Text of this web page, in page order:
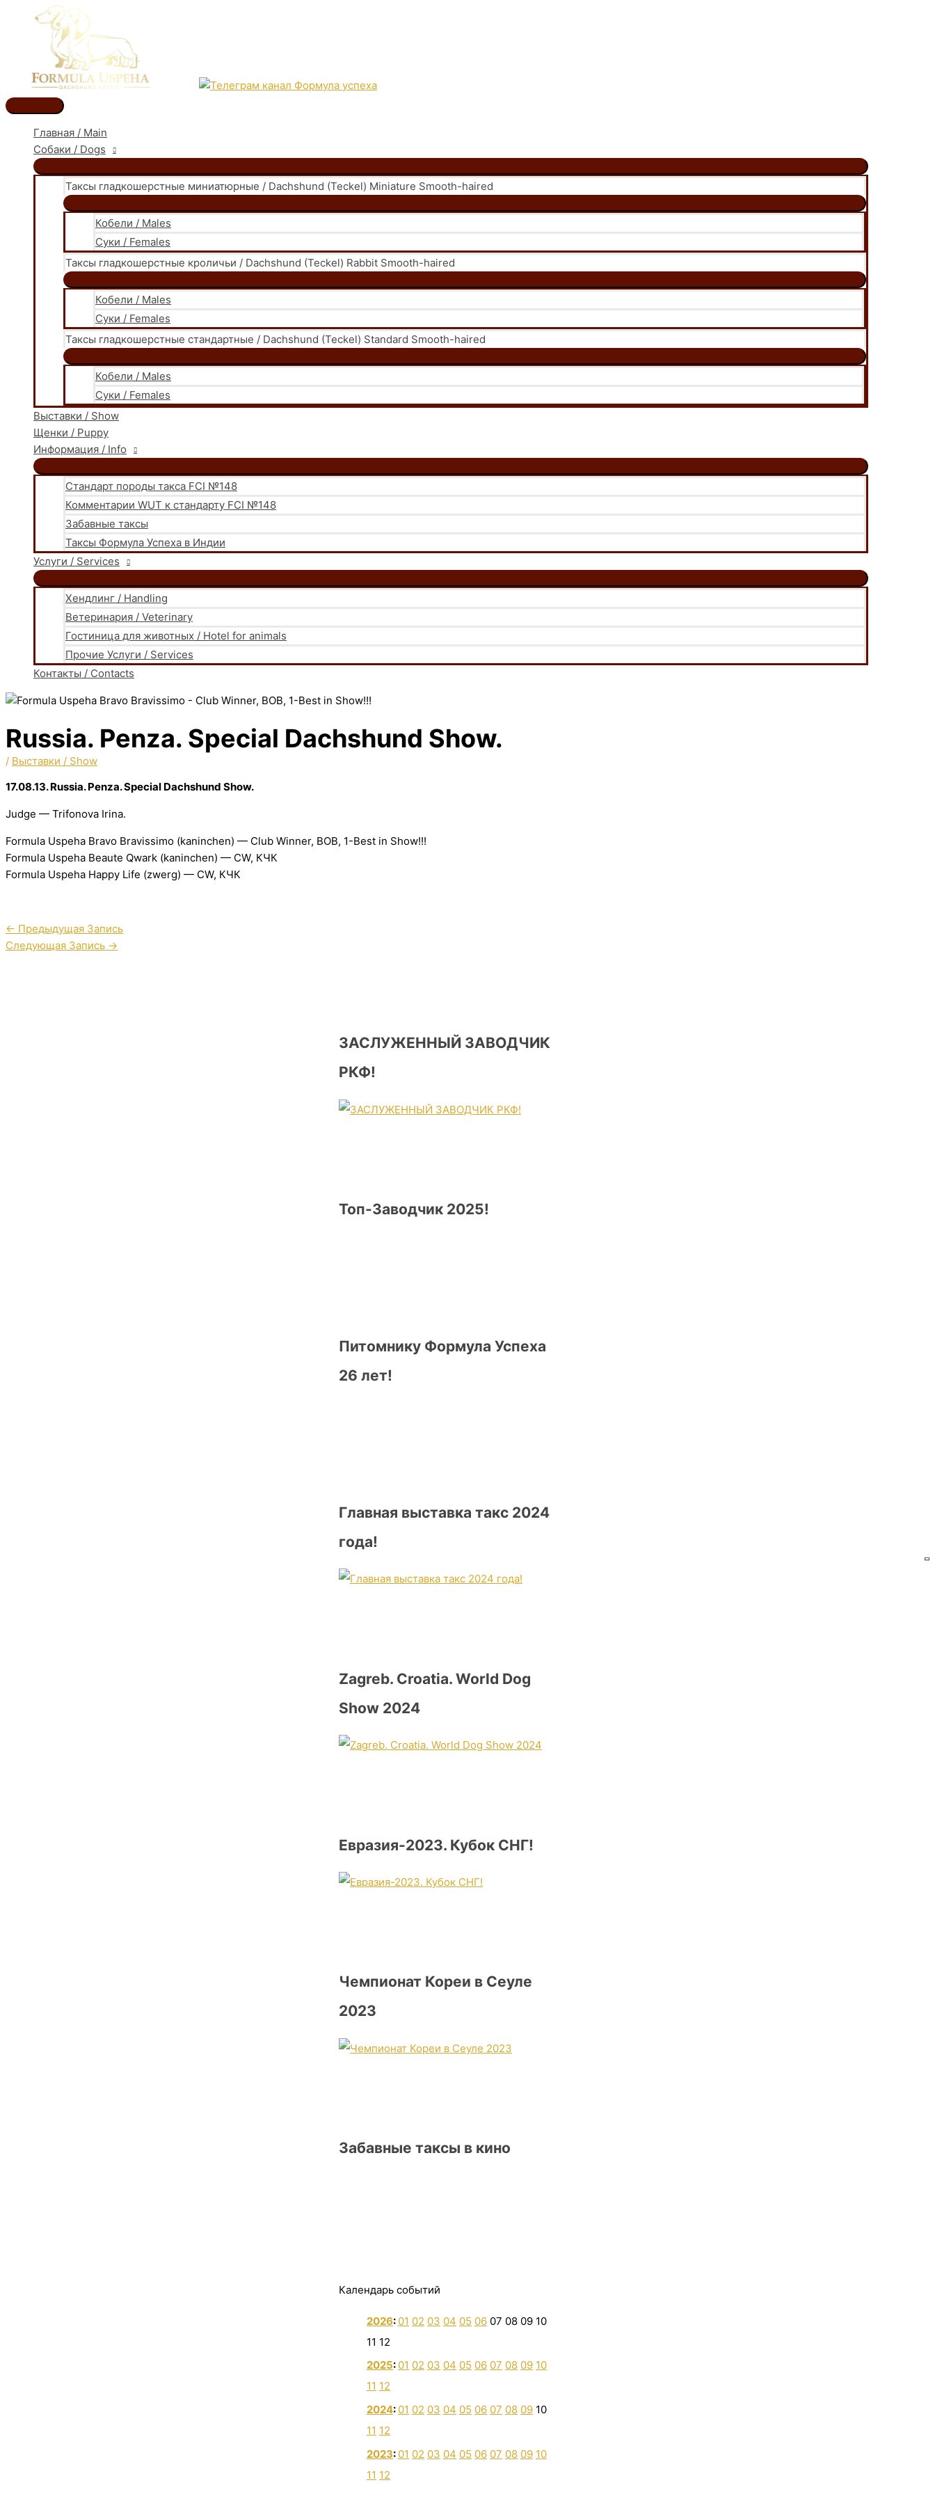
Перейти
содержимому
Главное
меню
Главная / Main
Собаки / Dogs
Таксы гладкошерстные миниатюрные / Dachshund (Teckel) Miniature Smooth-haired
Кобели / Males
Суки / Females
Таксы гладкошерстные кроличьи / Dachshund (Teckel) Rabbit Smooth-haired
Кобели / Males
Суки / Females
Таксы гладкошерстные стандартные / Dachshund (Teckel) Standard Smooth-haired
Кобели / Males
Суки / Females
Выставки / Show
Щенки / Puppy
Информация / Info
Стандарт породы такса FCI №148
Комментарии WUT к стандарту FCI №148
Забавные таксы
Таксы Формула Успеха в Индии
Услуги / Services
Хендлинг / Handling
Ветеринария / Veterinary
Гостиница для животных / Hotel for animals
Прочие Услуги / Services
Контакты / Contacts
Russia. Penza. Special Dachshund Show.
/ Выставки / Show
17.08.13. Russia. Penza. Special Dachshund Show.
Judge — Trifonova Irina.
Formula Uspeha Bravo Bravissimo (kaninchen) — Club Winner, BOB, 1-Best in Show!!!
Formula Uspeha Beaute Qwark (kaninchen) — CW, КЧК
Formula Uspeha Happy Life (zwerg) — CW, КЧК
← Предыдущая Запись
Следующая Запись →
ЗАСЛУЖЕННЫЙ ЗАВОДЧИК
РКФ!
Топ-Заводчик 2025!
Питомнику Формула Успеха
26 лет!
Главная выставка такс 2024
года!
Zagreb. Croatia. World Dog
Show 2024
Евразия-2023. Кубок СНГ!
Чемпионат Кореи в Сеуле
2023
Забавные таксы в кино
Календарь событий
2026: 01 02 03 04 05 06 07 08 09 10
11 12
2025: 01 02 03 04 05 06 07 08 09 10
11 12
2024: 01 02 03 04 05 06 07 08 09 10
11 12
2023: 01 02 03 04 05 06 07 08 09 10
11 12